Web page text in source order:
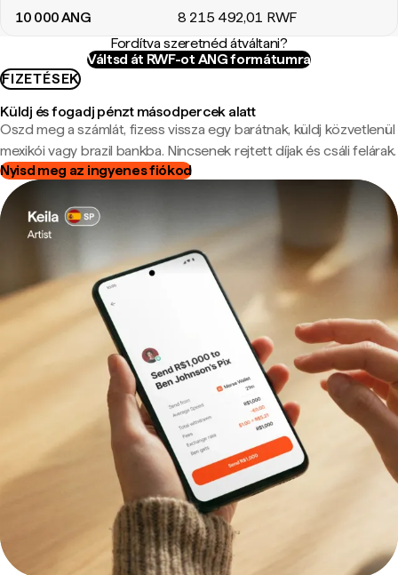
10 000ANG 8 215 492,01 RWF
Fordítva szeretnéd átváltani?
Váltsd át RWF-ot ANG formátumra
FIZETÉSEK
Küldj és fogadj pénzt másodpercek alatt
Oszd meg a számlát, fizess vissza egy barátnak, küldj közvetlenül
mexikói vagy brazil bankba. Nincsenek rejtett díjak és csáli felárak.
Nyisd meg az ingyenes fiókod